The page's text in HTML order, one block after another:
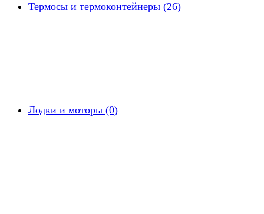
Термосы и термоконтейнеры (26)
Лодки и моторы (0)